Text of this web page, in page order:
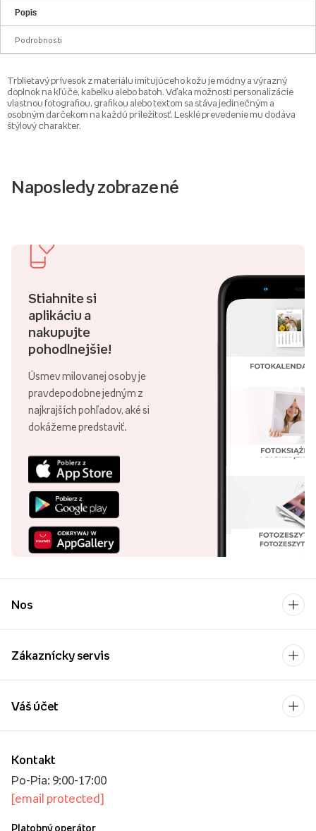
Popis
Podrobnosti
Trblietavý prívesok z materiálu imitujúceho kožu je módny a výrazný
doplnok na kľúče, kabelku alebo batoh. Vďaka možnosti personalizácie
vlastnou fotografiou, grafikou alebo textom sa stáva jedinečným a
osobným darčekom na každú príležitosť. Lesklé prevedenie mu dodáva
štýlový charakter.
Naposledy zobrazené
Stiahnite si
aplikáciu a
nakupujte
pohodlnejšie!
Úsmev milovanej osoby je
pravdepodobne jedným z
najkrajších pohľadov, aké si
dokážeme predstaviť.
Nos
Zákaznícky servis
Kontakt
Po-Pia: 9:00-17:00
[email protected]
Platobný operátor
Váš účet